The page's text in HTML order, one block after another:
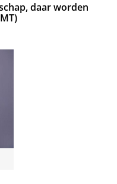
daar worden